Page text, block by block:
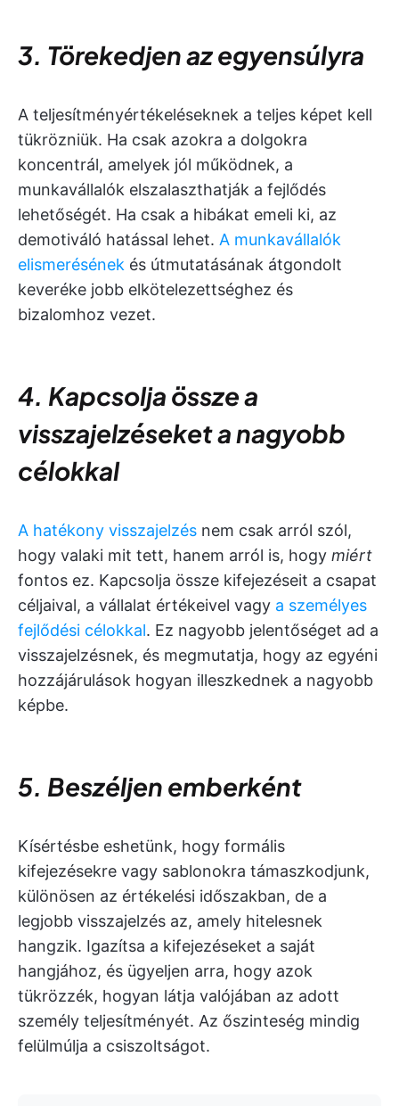
3. Törekedjen az egyensúlyra
A teljesítményértékeléseknek a teljes képet kell
tükrözniük. Ha csak azokra a dolgokra
koncentrál, amelyek jól működnek, a
munkavállalók elszalaszthatják a fejlődés
lehetőségét. Ha csak a hibákat emeli ki, az
demotiváló hatással lehet. A munkavállalók
elismerésének és útmutatásának átgondolt
keveréke jobb elkötelezettséghez és
bizalomhoz vezet.
4. Kapcsolja össze a
visszajelzéseket a nagyobb
célokkal
A hatékony visszajelzés nem csak arról szól,
hogy valaki mit tett, hanem arról is, hogy miért
fontos ez. Kapcsolja össze kifejezéseit a csapat
céljaival, a vállalat értékeivel vagy a személyes
fejlődési célokkal. Ez nagyobb jelentőséget ad a
visszajelzésnek, és megmutatja, hogy az egyéni
hozzájárulások hogyan illeszkednek a nagyobb
képbe.
5. Beszéljen emberként
Kísértésbe eshetünk, hogy formális
kifejezésekre vagy sablonokra támaszkodjunk,
különösen az értékelési időszakban, de a
legjobb visszajelzés az, amely hitelesnek
hangzik. Igazítsa a kifejezéseket a saját
hangjához, és ügyeljen arra, hogy azok
tükrözzék, hogyan látja valójában az adott
személy teljesítményét. Az őszinteség mindig
felülmúlja a csiszoltságot.